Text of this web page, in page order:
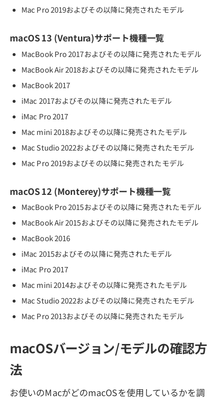
Mac Pro 2019およびその以降に発売されたモデル
macOS 13 (Ventura)サポート機種一覧
MacBook Pro 2017およびその以降に発売されたモデル
MacBook Air 2018およびその以降に発売されたモデル
MacBook 2017
iMac 2017およびその以降に発売されたモデル
iMac Pro 2017
Mac mini 2018およびその以降に発売されたモデル
Mac Studio 2022およびその以降に発売されたモデル
Mac Pro 2019およびその以降に発売されたモデル
macOS 12 (Monterey)サポート機種一覧
MacBook Pro 2015およびその以降に発売されたモデル
MacBook Air 2015およびその以降に発売されたモデル
MacBook 2016
iMac 2015およびその以降に発売されたモデル
iMac Pro 2017
Mac mini 2014およびその以降に発売されたモデル
Mac Studio 2022およびその以降に発売されたモデル
Mac Pro 2013およびその以降に発売されたモデル
macOSバージョン/モデルの確認方
法
お使いのMacがどのmacOSを使用しているかを調